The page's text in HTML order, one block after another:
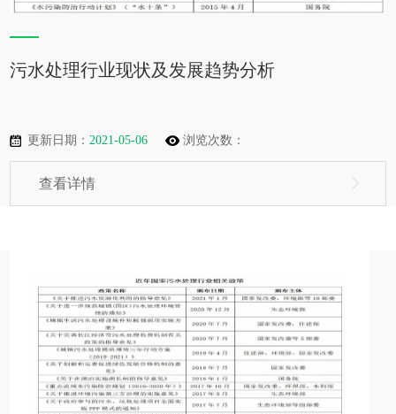
污水处理行业现状及发展趋势分析
更新日期：2021-05-06 浏览次数：
查看详情